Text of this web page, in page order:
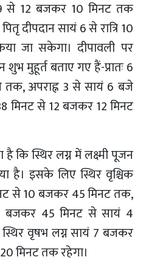
से 12 बजकर 10 मिनट तक
दीपदान सायं 6 से रात्रि 10
जा सकेगा। दीपावली पर
मुहूर्त बताए गए हैं-प्रातः 6
अपराह्न 3 से सायं 6 बजे
मिनट से 12 बजकर 12 मिनट
कि स्थिर लग्न में लक्ष्मी पूजन
है। इसके लिए स्थिर वृश्चिक
से 10 बजकर 45 मिनट तक,
बजकर 45 मिनट से सायं 4
वृषभ लग्न सायं 7 बजकर
मिनट तक रहेगा।